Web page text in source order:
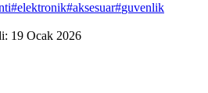
#elektronik#aksesuar#guvenlik
19 Ocak 2026